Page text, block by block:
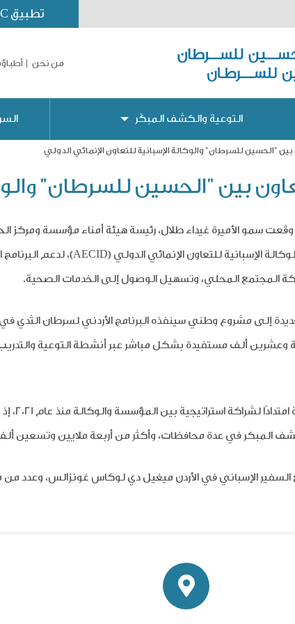
تطبيق MyKHCC
من نحن
التوعية والكشف المبكّر
بين "الحسين للسرطان" والوكالة الإسبانية للتعاون الإنمائي الدولي
بين "الحسين للسرطان"
وقّعت سمو الأميرة غيداء طلال، رئيسة هيئة أمناء مؤسسة ومركز
الإسبانية للتعاون الإنمائي الدولي (AECID)، لدعم
المجتمع المحلي، وتسهيل الوصول إلى الخدمات الصحية.
إلى مشروع وطني سينفذه البرنامج الأردني لسرطان الثدي
ألف مستفيدة بشكل مباشر عبر أنشطة التوعية
لشراكة استراتيجية بين المؤسسة والوكالة منذ عام 2021، إذ تم
المبكر في عدة محافظات، وأكثر من أربعة ملايين وتسعين
السفير الإسباني في الأردن ميغيل دي لوكاس غونزالس، وعدد من